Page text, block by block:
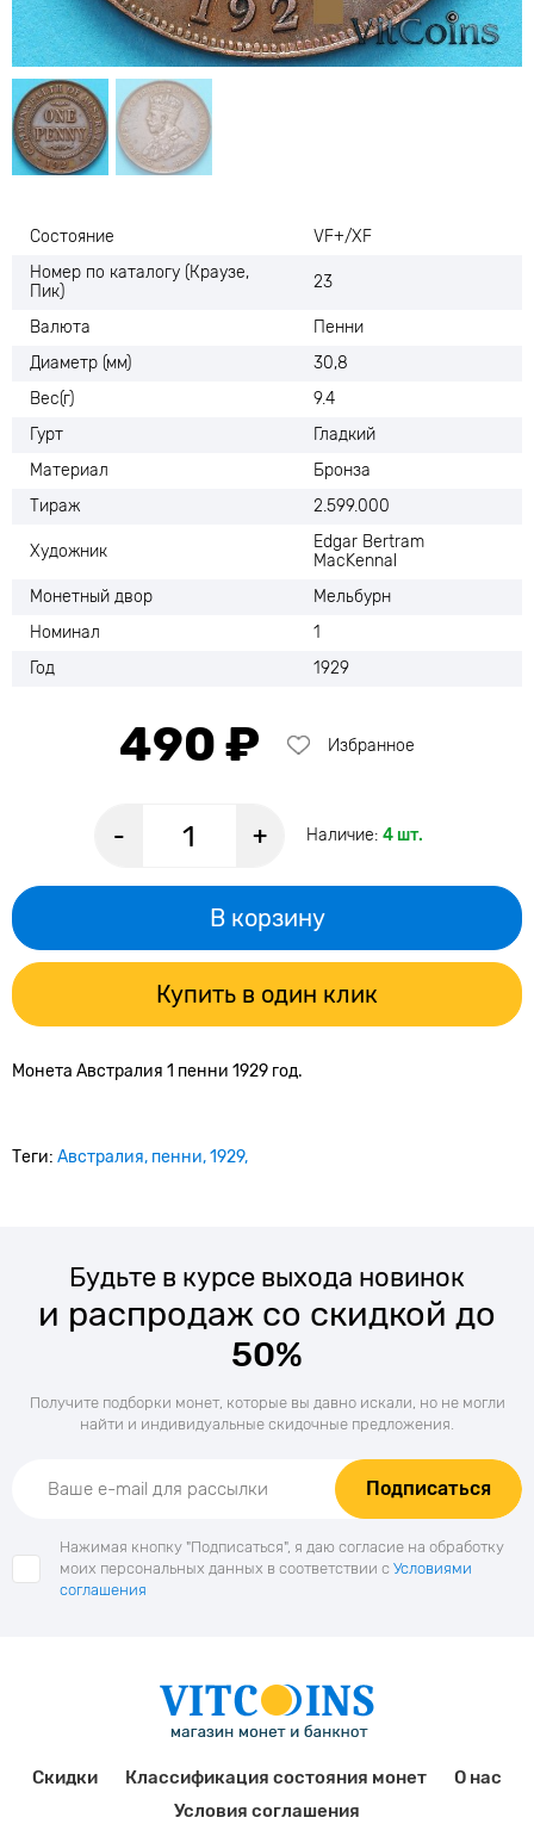
Состояние
VF+/XF
Номер по каталогу (Краузе,
Пик)
23
Валюта
Пенни
Диаметр (мм)
30,8
Вес(г)
9.4
Гурт
Гладкий
Материал
Бронза
Тираж
2.599.000
Художник
Edgar Bertram
MacKennal
Монетный двор
Мельбурн
Номинал
1
Год
1929
490 ₽ Избранное
- + Наличие: 4 шт.
В корзину
Купить в один клик
Монета Австралия 1 пенни 1929 год.
Теги: Австралия пенни 1929
Будьте в курсе выхода новинок
и распродаж со скидкой до
50%
Получите подборки монет, которые вы давно искали, но не могли
найти и индивидуальные скидочные предложения.
Подписаться
Нажимая кнопку "Подписаться", я даю согласие на обработку
моих персональных данных в соответствии с Условиями
соглашения
Скидки Классификация состояния монет
О нас
Условия соглашения